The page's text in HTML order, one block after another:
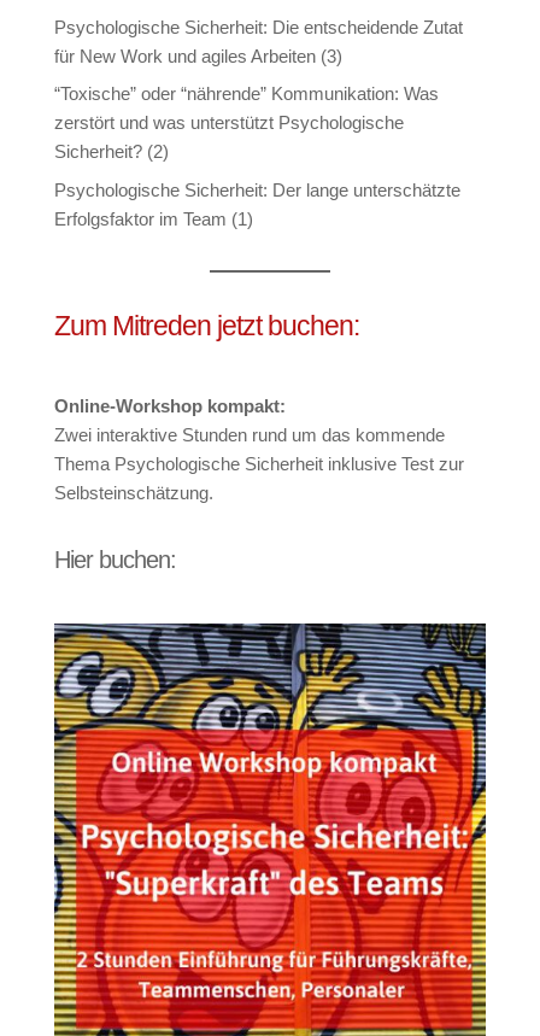
Psychologische Sicherheit: Die entscheidende Zutat
für New Work und agiles Arbeiten (3)
“Toxische” oder “nährende” Kommunikation: Was
zerstört und was unterstützt Psychologische
Sicherheit? (2)
Psychologische Sicherheit: Der lange unterschätzte
Erfolgsfaktor im Team (1)
Zum Mitreden jetzt buchen:
Online-Workshop kompakt:
Zwei interaktive Stunden rund um das kommende
Thema Psychologische Sicherheit inklusive Test zur
Selbsteinschätzung.
Hier buchen: